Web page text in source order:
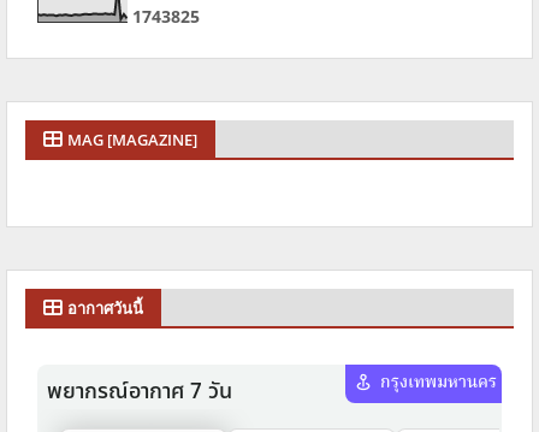
1743825
MAG [MAGAZINE]
อากาศวันนี้